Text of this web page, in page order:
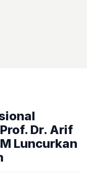
Dr. Arif
Luncurkan